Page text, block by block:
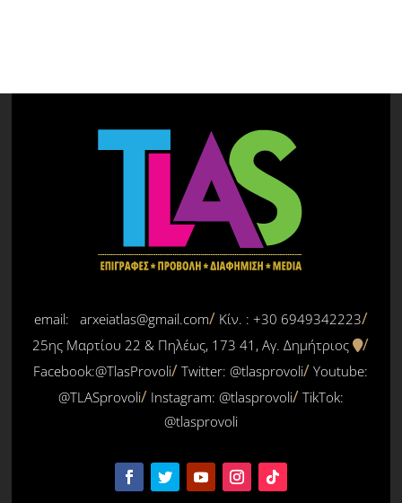
email: arxeiatlas@gmail.com
Κίν. : +30 6949342223
25ης Μαρτίου 22 & Πηλέως, 173 41, Αγ. Δημήτριος
Facebook:@TlasProvoli Twitter:@tlasprovoli Youtube:
@TLASprovoli
Instagram: @tlasprovoli TikTok:
@tlasprovoli